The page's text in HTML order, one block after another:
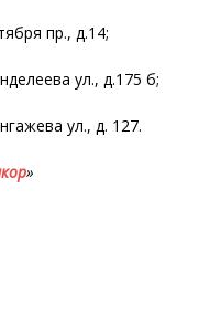
пр., д.14;
ул., д.175 б;
ул., д. 127.
»